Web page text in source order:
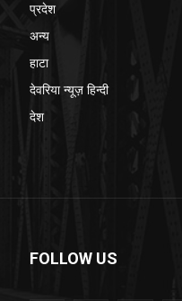
प्रदेश
अन्य
हाटा
देवरिया न्यूज़ हिन्दी
देश
FOLLOW US